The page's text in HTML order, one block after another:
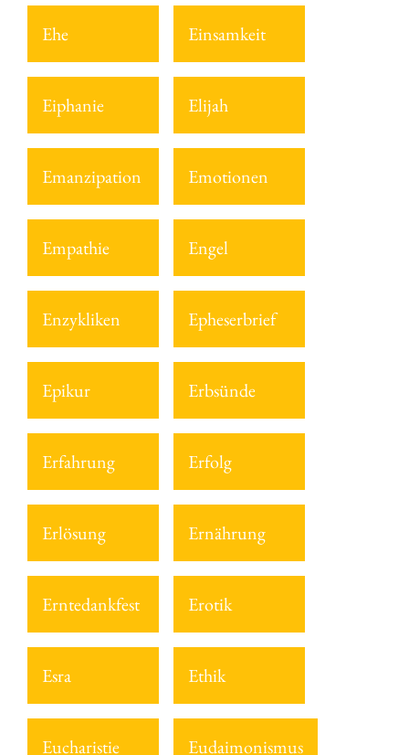
Ehe Einsamkeit
Eiphanie Elijah
Emanzipation Emotionen
Empathie Engel
Enzykliken Epheserbrief
Epikur Erbsünde
Erfahrung Erfolg
Erlösung Ernährung
Erntedankfest Erotik
Esra Ethik
Eucharistie Eudaimonismus